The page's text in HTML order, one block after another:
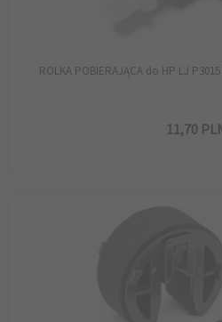
ROLKA POBIERAJĄCA do HP LJ
11,70